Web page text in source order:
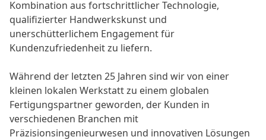
Kombination aus fortschrittlicher Technologie,
qualifizierter Handwerkskunst und
unerschütterlichem Engagement für
Kundenzufriedenheit zu liefern.
Während der letzten 25 Jahren sind wir von einer
kleinen lokalen Werkstatt zu einem globalen
Fertigungspartner geworden, der Kunden in
verschiedenen Branchen mit
Präzisionsingenieurwesen und innovativen Lösungen